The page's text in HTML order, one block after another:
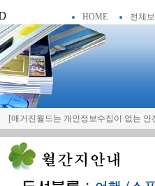
HOME 전체
[매거진월드는 개인정보수집이 없는 안